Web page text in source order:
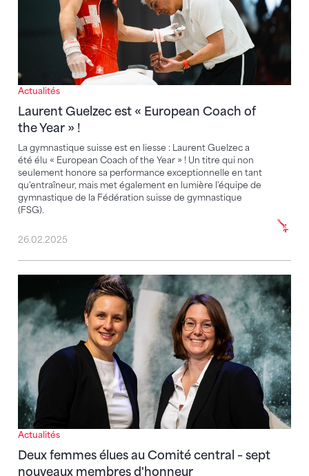
Actualités
Laurent Guelzec est « European Coach of
the Year » !
La gymnastique suisse est en liesse : Laurent Guelzec a
été élu « European Coach of the Year » ! Un titre qui non
seulement honore sa performance exceptionnelle en tant
qu'entraîneur, mais met également en lumière l'équipe de
gymnastique de la Fédération suisse de gymnastique
(FSG).
26.02.2025
Actualités
Deux femmes élues au Comité central – sept
nouveaux membres d'honneur
Deux femmes élues au Comité central – sept